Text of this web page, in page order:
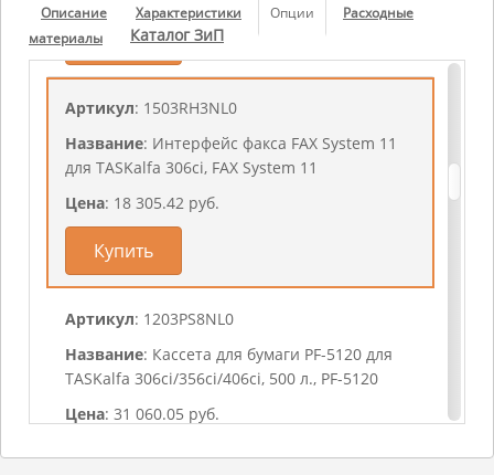
Описание Характеристики Опции
Расходные
материалы
Каталог ЗиП
Купить
Артикул: 1503RH3NL0
Название: Интерфейс факса FAX System 11
для TASKalfa 306ci, FAX System 11
Цена: 18 305.42 руб.
Купить
Артикул: 1203PS8NL0
Название: Кассета для бумаги PF-5120 для
TASKalfa 306ci/356ci/406ci, 500 л., PF-5120
Цена: 31 060.05 руб.
Купить